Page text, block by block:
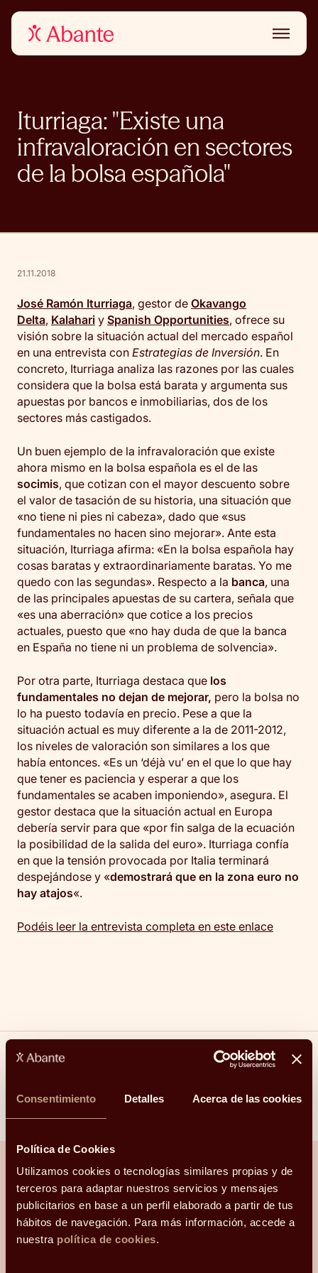
Consentimiento Detalles Acerca de las cookies
Política de Cookies
Utilizamos cookies o tecnologías similares propias y de
terceros para adaptar nuestros servicios y mensajes
publicitarios en base a un perfil elaborado a partir de tus
hábitos de navegación. Para más información, accede a
nuestra política de cookies.
Iturriaga: "Existe una
infravaloración en sectores
de la bolsa española"
21.11.2018
José Ramón Iturriaga, gestor de Okavango
Delta, Kalahari y Spanish Opportunities, ofrece su
visión sobre la situación actual del mercado español
en una entrevista con Estrategias de Inversión. En
concreto, Iturriaga analiza las razones por las cuales
considera que la bolsa está barata y argumenta sus
apuestas por bancos e inmobiliarias, dos de los
sectores más castigados.
Un buen ejemplo de la infravaloración que existe
ahora mismo en la bolsa española es el de las
socimis, que cotizan con el mayor descuento sobre
el valor de tasación de su historia, una situación que
«no tiene ni pies ni cabeza», dado que «sus
fundamentales no hacen sino mejorar». Ante esta
situación, Iturriaga afirma: «En la bolsa española hay
cosas baratas y extraordinariamente baratas. Yo me
quedo con las segundas». Respecto a la banca, una
de las principales apuestas de su cartera, señala que
«es una aberración» que cotice a los precios
actuales, puesto que «no hay duda de que la banca
en España no tiene ni un problema de solvencia».
Por otra parte, Iturriaga destaca que los
fundamentales no dejan de mejorar, pero la bolsa no
lo ha puesto todavía en precio. Pese a que la
situación actual es muy diferente a la de 2011-2012,
los niveles de valoración son similares a los que
había entonces. «Es un ‘déjà vu’ en el que lo que hay
que tener es paciencia y esperar a que los
fundamentales se acaben imponiendo», asegura. El
gestor destaca que la situación actual en Europa
debería servir para que «por fin salga de la ecuación
la posibilidad de la salida del euro». Iturriaga confía
en que la tensión provocada por Italia terminará
despejándose y «demostrará que en la zona euro no
hay atajos«.
Podéis leer la entrevista completa en este enlace
¿Hablamos?
Una conversación para orientarte con